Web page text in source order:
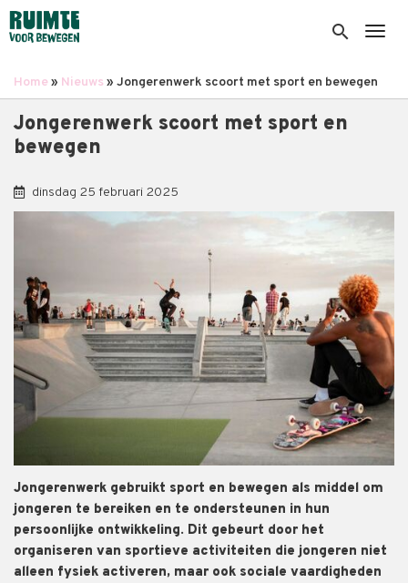
Overslaan
en
inhoud
search
Home Nieuws Jongerenwerk scoort met sport en bewegen
Jongerenwerk scoort met sport en
bewegen
dinsdag 25 februari 2025
Jongerenwerk gebruikt sport en bewegen als middel om
jongeren te bereiken en te ondersteunen in hun
persoonlijke ontwikkeling. Dit gebeurt door het
organiseren van sportieve activiteiten die jongeren niet
alleen fysiek activeren, maar ook sociale vaardigheden